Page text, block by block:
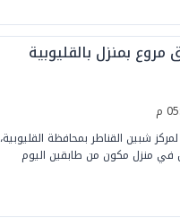
شبين القناطر بمحافظة القليوبية،
في منزل مكون من طابقين اليوم